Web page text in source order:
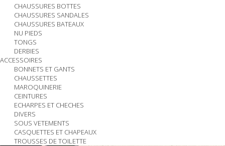
CHAUSSURES BOTTES
CHAUSSURES SANDALES
CHAUSSURES BATEAUX
NU PIEDS
TONGS
DERBIES
ACCESSOIRES
BONNETS ET GANTS
CHAUSSETTES
MAROQUINERIE
CEINTURES
ECHARPES ET CHECHES
DIVERS
SOUS VETEMENTS
CASQUETTES ET CHAPEAUX
TROUSSES DE TOILETTE